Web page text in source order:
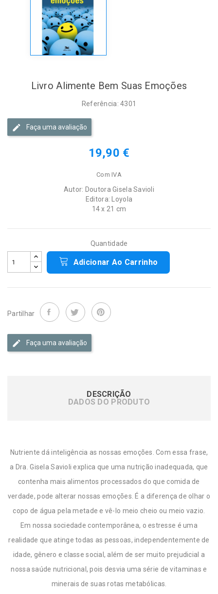
Livro Alimente Bem Suas Emoções
Referência: 4301
Faça uma avaliação
19,90 €
Com IVA
Autor: Doutora Gisela Savioli
Editora: Loyola
14 x 21 cm
Quantidade
Adicionar Ao Carrinho
Partilhar
Faça uma avaliação
DESCRIÇÃO
DADOS DO PRODUTO
Nutriente dá inteligência as nossas emoções. Com essa frase,
a Dra. Gisela Savioli explica que uma nutrição inadequada, que
contenha mais alimentos processados do que comida de
verdade, pode alterar nossas emoções. É a diferença de olhar o
copo de água pela metade e vê-lo meio cheio ou meio vazio.
Em nossa sociedade contemporânea, o estresse é uma
realidade que atinge todas as pessoas, independentemente de
idade, gênero e classe social, além de ser muito prejudicial a
nossa saúde nutricional, pois desvia uma série de vitaminas e
minerais de suas rotas metabólicas.